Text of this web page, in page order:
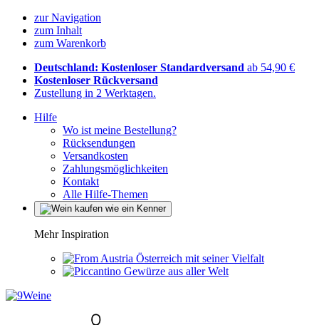
zur Navigation
zum Inhalt
zum Warenkorb
Deutschland: Kostenloser Standardversand ab 54,90 €
Kostenloser Rückversand
Zustellung in 2 Werktagen.
Hilfe
Wo ist meine Bestellung?
Rücksendungen
Versandkosten
Zahlungsmöglichkeiten
Kontakt
Alle Hilfe-Themen
Mehr Inspiration
Österreich mit seiner Vielfalt
Gewürze aus aller Welt